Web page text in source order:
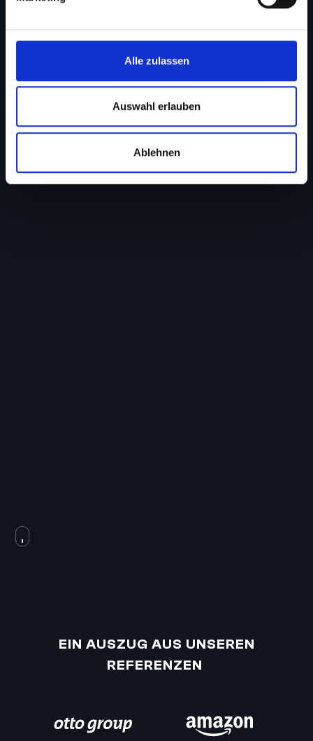
Alle zulassen
Auswahl erlauben
Ablehnen
EIN AUSZUG AUS UNSEREN
REFERENZEN